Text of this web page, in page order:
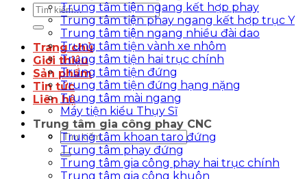
Tìm
kiếm:
Trang chủ
Giới thiệu
Sản phẩm
Tin tức
Liên hệ
Tìm
kiếm:
Trung tâm tiện ngang kết hợp phay
Trung tâm tiện phay ngang kết hợp trục Y
Trung tâm tiện ngang nhiều đài dao
Trung tâm tiện vành xe nhôm
Trung tâm tiện hai trục chính
Trung tâm tiện đứng
Trung tâm tiện đứng hạng nặng
Trung tâm mài ngang
Máy tiện kiểu Thụy Sĩ
Trung tâm gia công phay CNC
Trung tâm khoan taro đứng
Trung tâm phay đứng
Trung tâm gia công phay hai trục chính
Trung tâm gia công khuôn